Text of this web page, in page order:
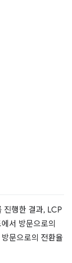
진행한 결과, LCP
서 방문으로의
문으로의 전환율